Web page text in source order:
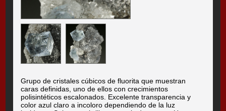
Grupo de cristales cúbicos de fluorita que muestran
caras definidas, uno de ellos con crecimientos
polisintéticos escalonados. Excelente transparencia y
color azul claro a incoloro dependiendo de la luz